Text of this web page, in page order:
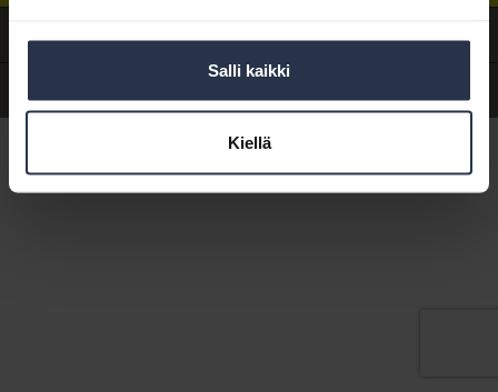
Salli kaikki
Kiellä